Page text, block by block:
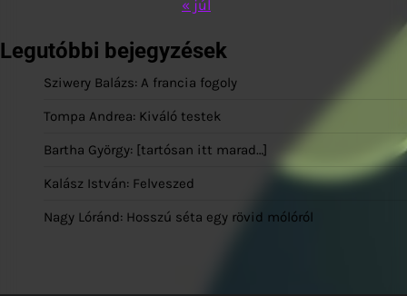
« júl
Legutóbbi bejegyzések
Sziwery Balázs: A francia fogoly
Tompa Andrea: Kiváló testek
Bartha György: [tartósan itt marad…]
Kalász István: Felveszed
Nagy Lóránd: Hosszú séta egy rövid mólóról